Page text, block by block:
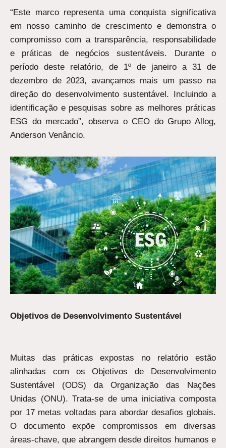
“Este marco representa uma conquista significativa
em nosso caminho de crescimento e demonstra o
compromisso com a transparência, responsabilidade
e práticas de negócios sustentáveis. Durante o
período deste relatório, de 1º de janeiro a 31 de
dezembro de 2023, avançamos mais um passo na
direção do desenvolvimento sustentável. Incluindo a
identificação e pesquisas sobre as melhores práticas
ESG do mercado”, observa o CEO do Grupo Allog,
Anderson Venâncio.
Objetivos de Desenvolvimento Sustentável
Muitas das práticas expostas no relatório estão
alinhadas com os Objetivos de Desenvolvimento
Sustentável (ODS) da Organização das Nações
Unidas (ONU). Trata-se de uma iniciativa composta
por 17 metas voltadas para abordar desafios globais.
O documento expõe compromissos em diversas
áreas-chave, que abrangem desde direitos humanos e